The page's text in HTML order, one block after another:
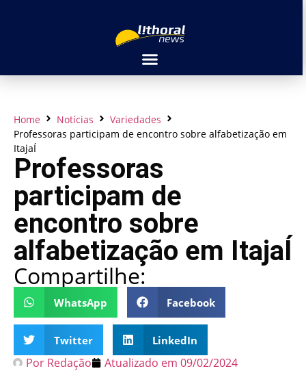
Home Notícias
Variedades
Professoras participam de encontro sobre alfabetização em
ItajaÍ
Professoras
participam de
encontro sobre
alfabetização em ItajaÍ
Compartilhe:
WhatsApp Facebook
Twitter LinkedIn
Por Redação Atualizado em 09/02/2024